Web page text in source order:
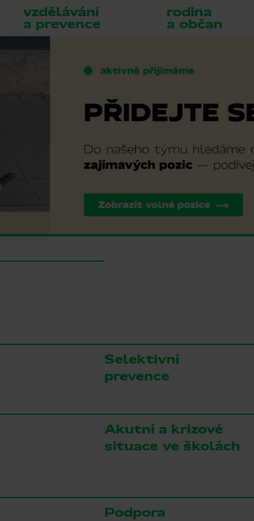
vzdělávání
a prevence
rodina
a občan
Selektivní
prevence
Akutní a krizové
situace ve školách
Podpora